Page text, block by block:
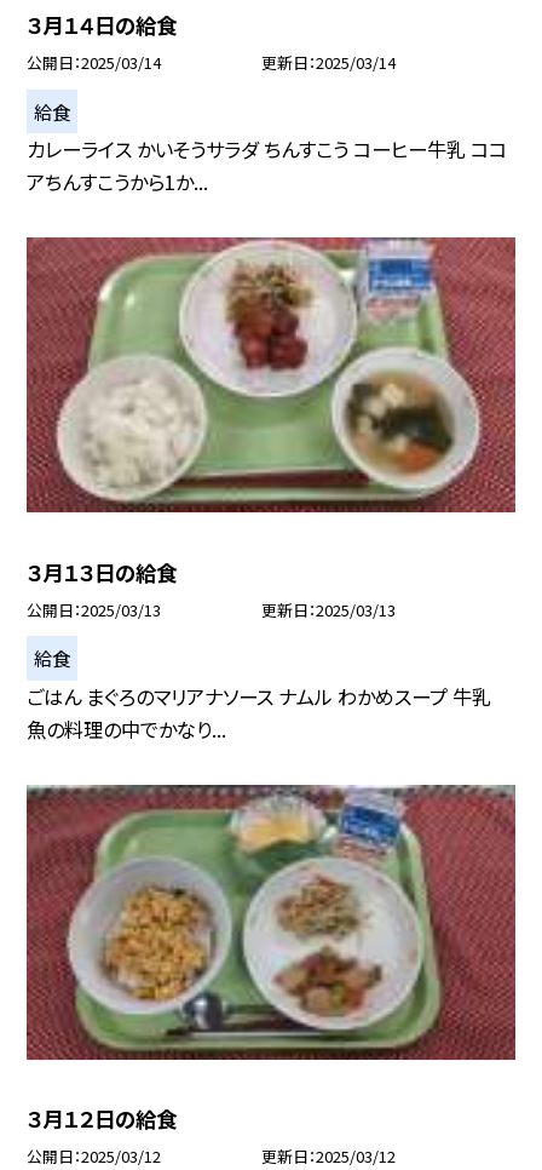
３月１４日の給食
公開日 2025/03/14 更新日 2025/03/14
給食
カレーライス かいそうサラダ ちんすこう コーヒー牛乳 ココ
アちんすこうから1か...
３月１３日の給食
公開日 2025/03/13 更新日 2025/03/13
給食
ごはん まぐろのマリアナソース ナムル わかめスープ 牛乳
魚の料理の中でかなり...
３月１２日の給食
公開日 2025/03/12 更新日 2025/03/12